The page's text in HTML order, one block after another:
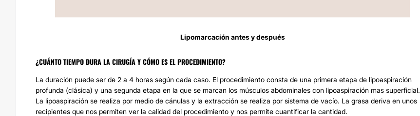
Lipomarcación antes y después
¿CUÁNTO TIEMPO DURA LA CIRUGÍA Y CÓMO ES EL PROCEDIMIENTO?
La duración puede ser de 2 a 4 horas según cada caso. El procedimiento consta de una primera etapa de lipoaspiración
profunda (clásica) y una segunda etapa en la que se marcan los músculos abdominales con lipoaspiración mas superficial.
La lipoaspiración se realiza por medio de cánulas y la extracción se realiza por sistema de vacío. La grasa deriva en unos
recipientes que nos permiten ver la calidad del procedimiento y nos permite cuantificar la cantidad.